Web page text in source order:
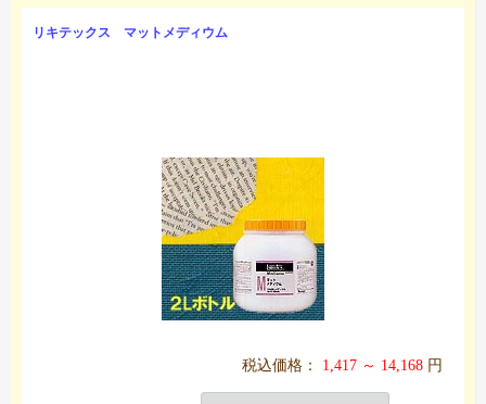
リキテックス マットメディウム
税込価格： 1,417 ～ 14,168 円